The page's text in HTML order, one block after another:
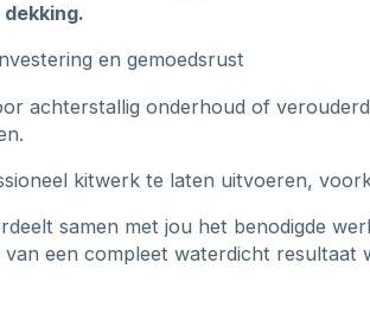
en gemoedsrust
achterstallig onderhoud of
kitwerk te laten uitvoeren,
samen met jou het benodigde
van een compleet waterdicht resultaat